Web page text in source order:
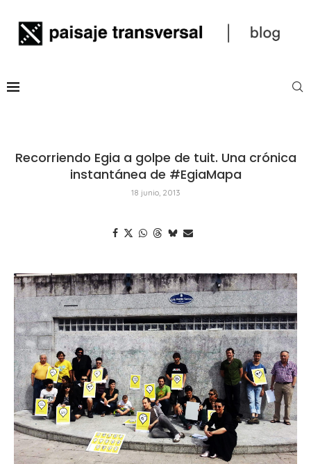
Recorriendo Egia a golpe de tuit. Una crónica
instantánea de #EgiaMapa
18 junio, 2013